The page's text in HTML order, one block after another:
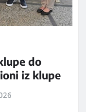
do
iz klupe